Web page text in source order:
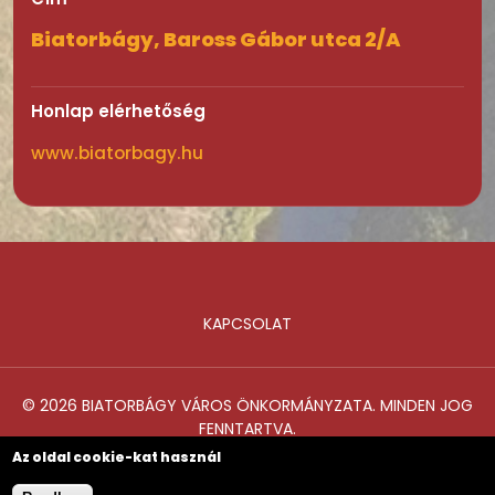
Biatorbágy, Baross Gábor utca 2/A
Honlap elérhetőség
www.biatorbagy.hu
KAPCSOLAT
© 2026 BIATORBÁGY VÁROS ÖNKORMÁNYZATA. MINDEN JOG
FENNTARTVA.
Az oldal cookie-kat használ